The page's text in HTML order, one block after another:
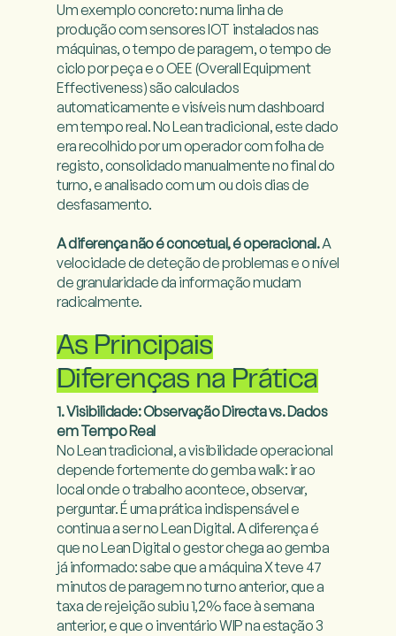
Um exemplo concreto: numa linha de
produção com sensores IOT instalados nas
máquinas, o tempo de paragem, o tempo de
ciclo por peça e o OEE (Overall Equipment
Effectiveness) são calculados
automaticamente e visíveis num dashboard
em tempo real. No Lean tradicional, este dado
era recolhido por um operador com folha de
registo, consolidado manualmente no final do
turno, e analisado com um ou dois dias de
desfasamento.
A diferença não é concetual, é operacional. A
velocidade de deteção de problemas e o nível
de granularidade da informação mudam
radicalmente.
As Principais
Diferenças na Prática
1. Visibilidade: Observação Directa vs. Dados
em Tempo Real
No Lean tradicional, a visibilidade operacional
depende fortemente do gemba walk: ir ao
local onde o trabalho acontece, observar,
perguntar. É uma prática indispensável e
continua a ser no Lean Digital. A diferença é
que no Lean Digital o gestor chega ao gemba
já informado: sabe que a máquina X teve 47
minutos de paragem no turno anterior, que a
taxa de rejeição subiu 1,2% face à semana
anterior, e que o inventário WIP na estação 3